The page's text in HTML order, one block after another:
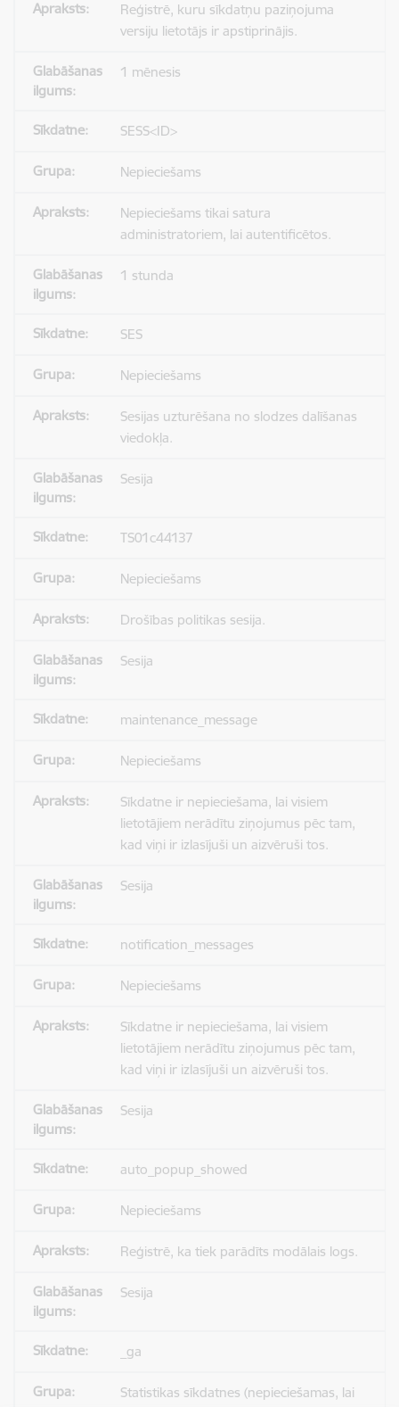
Reģistrē, kuru sīkdatņu paziņojuma
versiju lietotājs ir apstiprinājis.
1 mēnesis
SESS<ID>
Nepieciešams
Nepieciešams tikai satura
administratoriem, lai autentificētos.
1 stunda
SES
Nepieciešams
Sesijas uzturēšana no slodzes dalīšanas
viedokļa.
Sesija
TS01c44137
Nepieciešams
Drošības politikas sesija.
Sesija
maintenance_message
Nepieciešams
Sīkdatne ir nepieciešama, lai visiem
lietotājiem nerādītu ziņojumus pēc tam,
kad viņi ir izlasījuši un aizvēruši tos.
Sesija
notification_messages
Nepieciešams
Sīkdatne ir nepieciešama, lai visiem
lietotājiem nerādītu ziņojumus pēc tam,
kad viņi ir izlasījuši un aizvēruši tos.
Sesija
auto_popup_showed
Nepieciešams
Reģistrē, ka tiek parādīts modālais logs.
Sesija
_ga
Statistikas sīkdatnes (nepieciešamas, lai